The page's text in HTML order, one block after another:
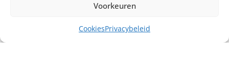
Voorkeuren
CookiesPrivacybeleid